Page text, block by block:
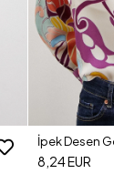
İpek Desen
8,24 EUR